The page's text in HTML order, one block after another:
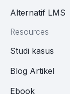
Alternatif LMS
Resources
Studi kasus
Blog Artikel
Ebook